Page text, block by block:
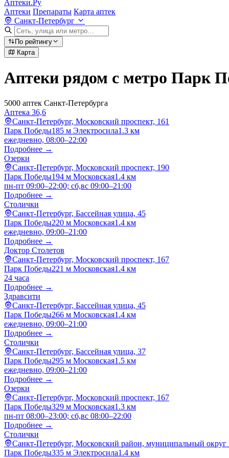
Аптеки.Ру
Аптеки Препараты Карта аптек
Санкт-Петербург
По рейтингу
Карта
Аптеки рядом с метро Парк
5000 аптек Санкт-Петербурга
Аптека 36,6
Санкт-Петербург, Московский проспект, 161
Парк Победы185 м Электросила1.3 км
ежедневно, 08:00–22:00
Подробнее →
Озерки
Санкт-Петербург, Московский проспект, 190
Парк Победы194 м Московская1.4 км
пн-пт 09:00–22:00; сб,вс 09:00–21:00
Подробнее →
Столички
Санкт-Петербург, Бассейная улица, 45
Парк Победы220 м Московская1.4 км
ежедневно, 09:00–21:00
Подробнее →
Доктор Столетов
Санкт-Петербург, Московский проспект, 167
Парк Победы221 м Московская1.4 км
24 часа
Подробнее →
Здравсити
Санкт-Петербург, Бассейная улица, 45
Парк Победы266 м Московская1.4 км
ежедневно, 09:00–21:00
Подробнее →
Столички
Санкт-Петербург, Бассейная улица, 37
Парк Победы295 м Московская1.5 км
ежедневно, 09:00–21:00
Подробнее →
Озерки
Санкт-Петербург, Московский проспект, 167
Парк Победы329 м Московская1.3 км
пн-пт 08:00–23:00; сб,вс 08:00–22:00
Подробнее →
Столички
Санкт-Петербург, Московский район, муниципальный
Парк Победы335 м Электросила1.4 км